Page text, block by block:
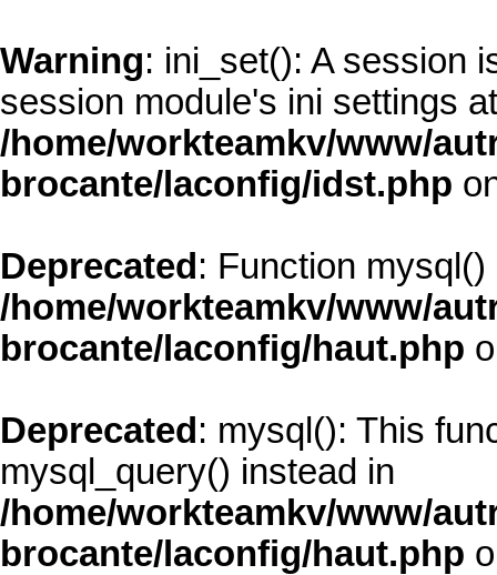
Warning: ini_set(): A session
session module's ini settings
/home/workteamkv/www/
brocante/laconfig/idst.php
Deprecated : Function
/home/workteamkv/www/
brocante/laconfig/haut.php
Deprecated : mysql(): This
mysql_query() instead in
/home/workteamkv/www/
brocante/laconfig/haut.php